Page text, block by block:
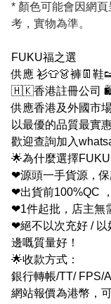
* 顏色可能會因網
考，實物為準。
FUKU福之選
供應 衫👕👗褲👖鞋
🇭🇰香港註冊公司 🛍
供應香港及外國市
以最優的品質最實
歡迎查詢加入
🌟為什麼選擇
❤源頭一手貨源，
❤出貨前100%QC
❤1件起批，店主無
❤絕不以次充好 / 以
邊嘅質量好！
🌟收款方式：
銀行轉帳/TT/ FPS/
網站報價為港幣，